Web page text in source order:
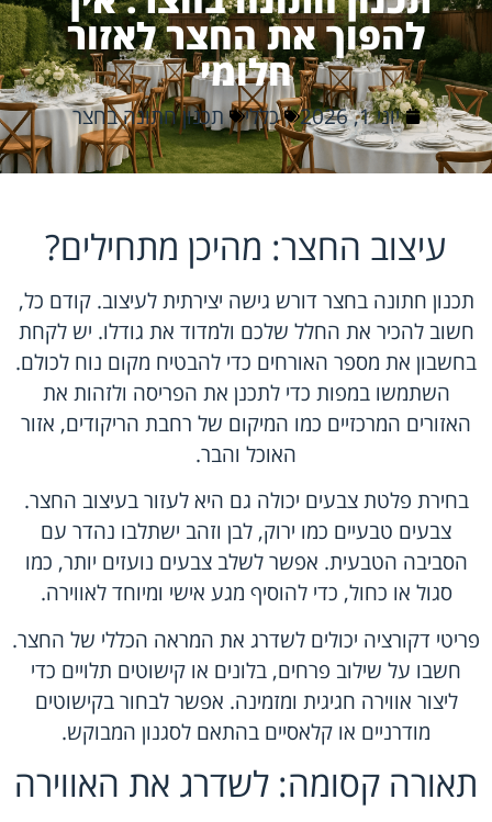
להפוך את החצר לאזור
חלומי
יוני 1, 2026 כללי תכנון חתונה בחצר
עיצוב החצר: מהיכן מתחילים?
תכנון חתונה בחצר דורש גישה יצירתית לעיצוב. קודם כל,
חשוב להכיר את החלל שלכם ולמדוד את גודלו. יש לקחת
בחשבון את מספר האורחים כדי להבטיח מקום נוח לכולם.
השתמשו במפות כדי לתכנן את הפריסה ולזהות את
האזורים המרכזיים כמו המיקום של רחבת הריקודים, אזור
האוכל והבר.
בחירת פלטת צבעים יכולה גם היא לעזור בעיצוב החצר.
צבעים טבעיים כמו ירוק, לבן וזהב ישתלבו נהדר עם
הסביבה הטבעית. אפשר לשלב צבעים נועזים יותר, כמו
סגול או כחול, כדי להוסיף מגע אישי ומיוחד לאווירה.
פריטי דקורציה יכולים לשדרג את המראה הכללי של החצר.
חשבו על שילוב פרחים, בלונים או קישוטים תלויים כדי
ליצור אווירה חגיגית ומזמינה. אפשר לבחור בקישוטים
מודרניים או קלאסיים בהתאם לסגנון המבוקש.
תאורה קסומה: לשדרג את האווירה